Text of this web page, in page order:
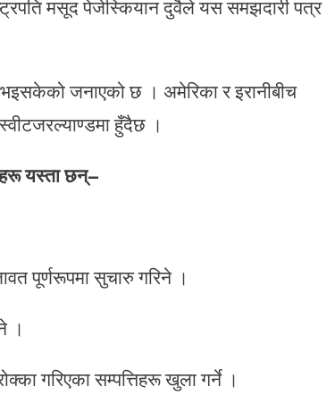
मसूद पेजेस्कियान दुवैले यस समझदारी पत्र
भइसकेको जनाएको छ । अमेरिका र इरानीबीच
हुँदैछ ।
यस्ता छन्–
पूर्णरूपमा सुचारु गरिने ।
।
गरिएका सम्पत्तिहरू खुला गर्ने ।